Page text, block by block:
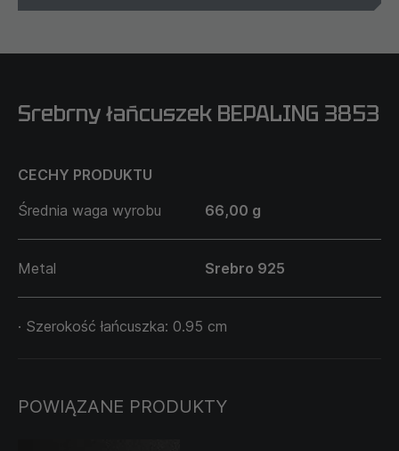
Srebrny łańcuszek BEPALING 3853
CECHY PRODUKTU
Średnia waga wyrobu
66,00 g
Metal Srebro 925
· Szerokość łańcuszka: 0.95 cm
POWIĄZANE PRODUKTY